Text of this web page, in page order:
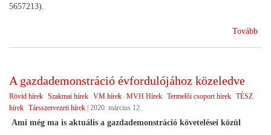
5657213).
Tovább
A gazdademonstráció évfordulójához közeledve
Rövid hírek Szakmai hírek VM hírek MVH Hírek Termelői csoport hírek TÉSZ
hírek Társszervezeti hírek 2020. március 12.
Ami még ma is aktuális a gazdademonstráció követelései közül